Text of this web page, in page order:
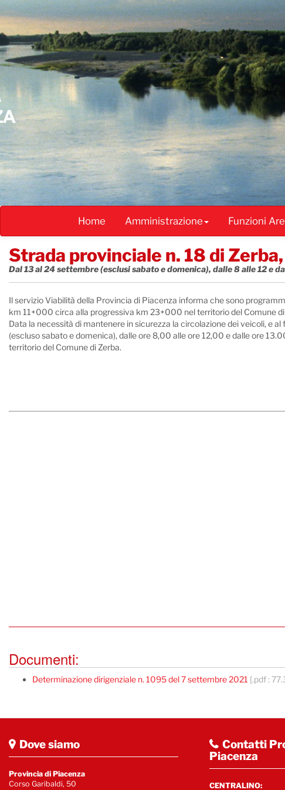
al
contenuto
principale
Home Amministrazione Funzioni
Strada provinciale n. 18 di
Dal 13 al 24 settembre (esclusi sabato e domenica), dalle 8 alle 12 e
Il servizio Viabilità della Provincia di Piacenza informa che sono
km 11+000 circa alla progressiva km 23+000 nel territorio del Comune di
Data la necessità di mantenere in sicurezza la circolazione dei veicoli, e
(escluso sabato e domenica), dalle ore 8,00 alle ore 12,00 e dalle ore
territorio del Comune di Zerba.
Documenti:
Determinazione dirigenziale n. 1095 del 7 settembre 2021 [.pdf :
Dove siamo
Provincia di Piacenza
Corso Garibaldi, 50
Contatti
Piacenza
CENTRALINO: